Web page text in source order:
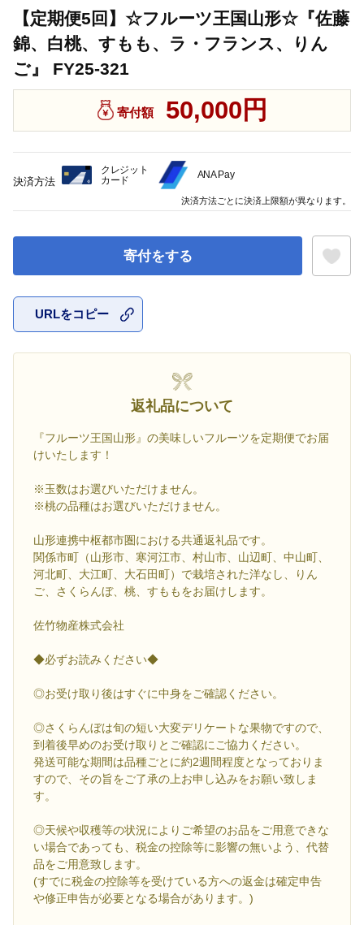
【定期便5回】☆フルーツ王国山形☆『佐藤
錦、白桃、すもも、ラ・フランス、りん
ご』 FY25-321
寄付額 50,000円
寄付をする
URLをコピー
返礼品について
『フルーツ王国山形』の美味しいフルーツを定期便でお届
けいたします！
※玉数はお選びいただけません。
※桃の品種はお選びいただけません。
山形連携中枢都市圏における共通返礼品です。
関係市町（山形市、寒河江市、村山市、山辺町、中山町、
河北町、大江町、大石田町）で栽培された洋なし、りん
ご、さくらんぼ、桃、すももをお届けします。
佐竹物産株式会社
◆必ずお読みください◆
◎お受け取り後はすぐに中身をご確認ください。
◎さくらんぼは旬の短い大変デリケートな果物ですので、
到着後早めのお受け取りとご確認にご協力ください。
発送可能な期間は品種ごとに約2週間程度となっておりま
すので、その旨をご了承の上お申し込みをお願い致しま
す。
◎天候や収穫等の状況によりご希望のお品をご用意できな
い場合であっても、税金の控除等に影響の無いよう、代替
品をご用意致します。
(すでに税金の控除等を受けている方への返金は確定申告
や修正申告が必要となる場合があります。)
決済方法
クレジット
カード
ANA Pay
決済方法ごとに決済上限額が異なります。